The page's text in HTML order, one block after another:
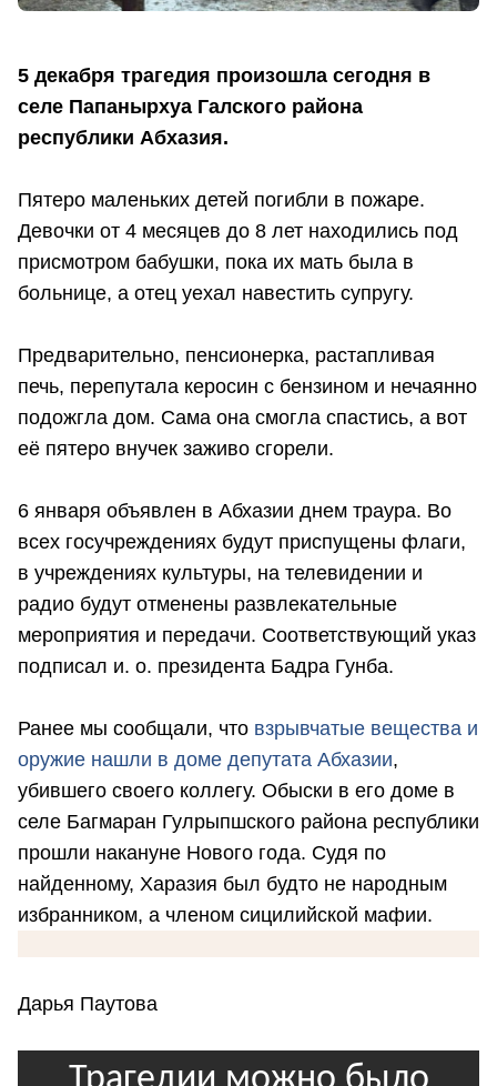
5 декабря трагедия произошла сегодня в
селе Папанырхуа Галского района
республики Абхазия.
Пятеро маленьких детей погибли в пожаре.
Девочки от 4 месяцев до 8 лет находились под
присмотром бабушки, пока их мать была в
больнице, а отец уехал навестить супругу.
Предварительно, пенсионерка, растапливая
печь, перепутала керосин с бензином и нечаянно
подожгла дом. Сама она смогла спастись, а вот
её пятеро внучек заживо сгорели.
6 января объявлен в Абхазии днем траура. Во
всех госучреждениях будут приспущены флаги,
в учреждениях культуры, на телевидении и
радио будут отменены развлекательные
мероприятия и передачи. Соответствующий указ
подписал и. о. президента Бадра Гунба.
Ранее мы сообщали, что взрывчатые вещества и
оружие нашли в доме депутата Абхазии,
убившего своего коллегу. Обыски в его доме в
селе Багмаран Гулрыпшского района республики
прошли накануне Нового года. Судя по
найденному, Харазия был будто не народным
избранником, а членом сицилийской мафии.
Дарья Паутова